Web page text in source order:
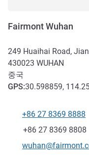
Fairmont Wuhan
249 Huaihai Road,
430023 WUHAN
중국
GPS:30.598859,
전화
+86 27 8369 8888
팩스
+86 27 8369 8808
E-mail